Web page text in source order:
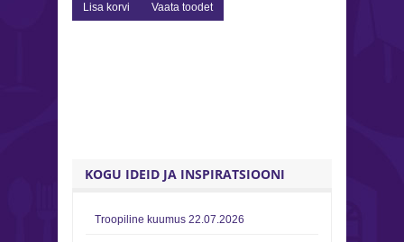
Lisa korvi Vaata toodet
KOGU IDEID JA INSPIRATSIOONI
Troopiline kuumus 22.07.2026